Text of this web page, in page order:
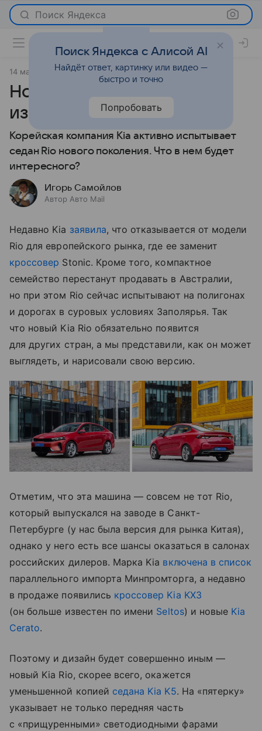
Поиск Яндекса
14 марта 2023 Статьи
Новый Kia Rio — как
изменится дизайн
Корейская компания Kia активно испытывает
седан Rio нового поколения. Что в нем будет
интересного?
Игорь Самойлов
Автор Авто Mail
Недавно Kia заявила, что отказывается от модели
Rio для европейского рынка, где ее заменит
кроссовер Stoniс. Кроме того, компактное
семейство перестанут продавать в Австралии,
но при этом Rio сейчас испытывают на полигонах
и дорогах в суровых условиях Заполярья. Так
что новый Kia Rio обязательно появится
для других стран, а мы представили, как он может
выглядеть, и нарисовали свою версию.
Отметим, что эта машина — совсем не тот Rio,
который выпускался на заводе в Санкт-
Петербурге (у нас была версия для рынка Китая),
однако у него есть все шансы оказаться в салонах
российских дилеров. Марка Kia включена в список
параллельного импорта Минпромторга, а недавно
в продаже появились кроссовер Kia KX3
(он больше известен по имени Seltos) и новые Kia
Cerato.
Поэтому и дизайн будет совершенно иным —
новый Kia Rio, скорее всего, окажется
уменьшенной копией седана Kia K5. На «пятерку»
указывает не только передняя часть
с «прищуренными» светодиодными фарами
Поиск Яндекса с Алисой AI
Найдёт ответ, картинку или видео —
быстро и точно
Попробовать